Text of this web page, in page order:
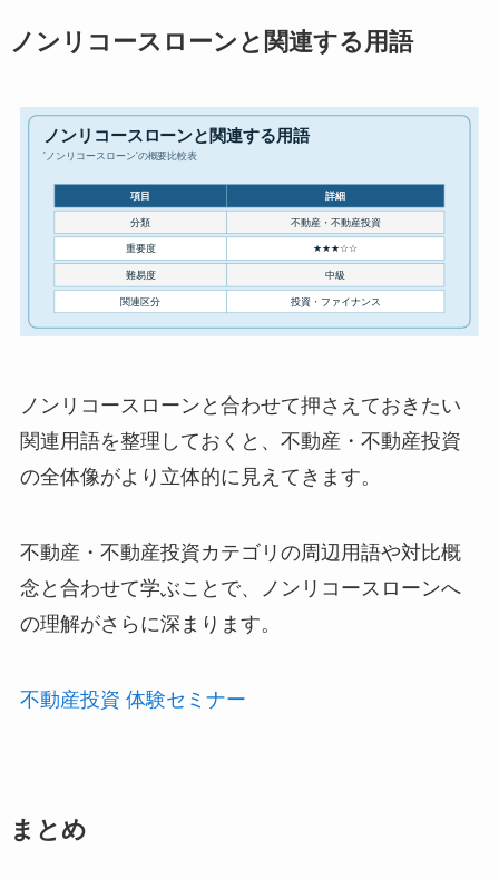
ノンリコースローンと関連する用語
ノンリコースローンと合わせて押さえておきたい
関連用語を整理しておくと、不動産・不動産投資
の全体像がより立体的に見えてきます。
不動産・不動産投資カテゴリの周辺用語や対比概
念と合わせて学ぶことで、ノンリコースローンへ
の理解がさらに深まります。
不動産投資 体験セミナー
まとめ